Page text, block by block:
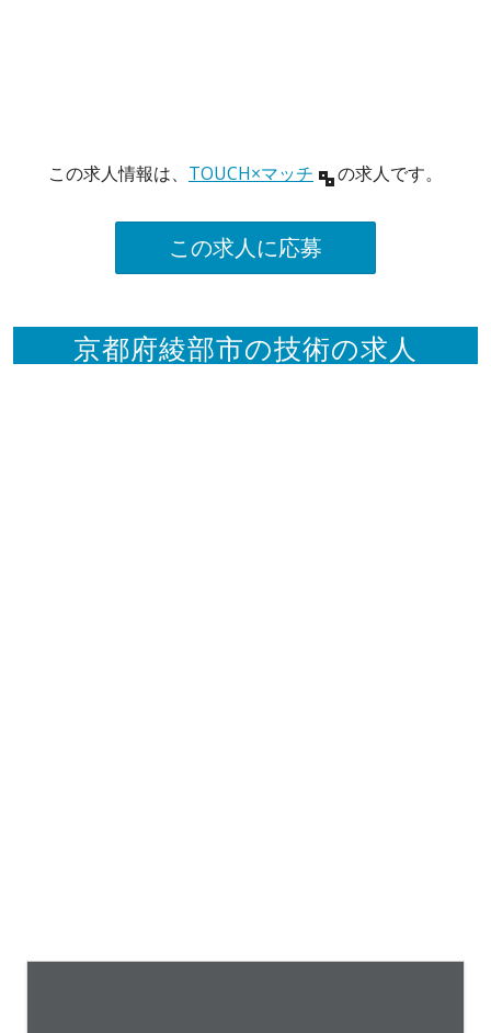
この求人情報は、 TOUCH×マッチ の求人です。
この求人に応募
京都府綾部市の技術の求人